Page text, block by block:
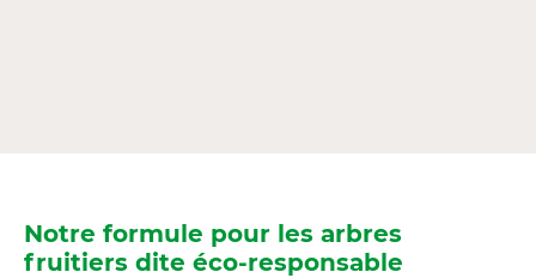
Notre formule pour les arbres
fruitiers dite éco-responsable